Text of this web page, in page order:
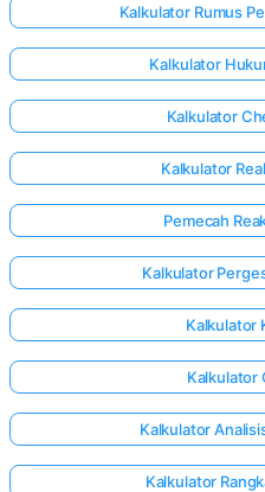
Kalkulator Rumus
Kalkulator
Kalkulator
Kalkulator
Pemecah
Kalkulator
Kalkulator
Kalkulator
Kalkulator
Kalkulator